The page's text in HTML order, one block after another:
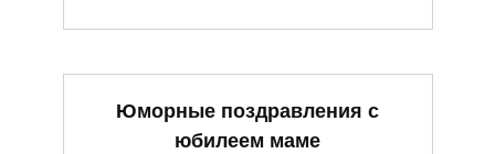
Юморные поздравления с
юбилеем маме